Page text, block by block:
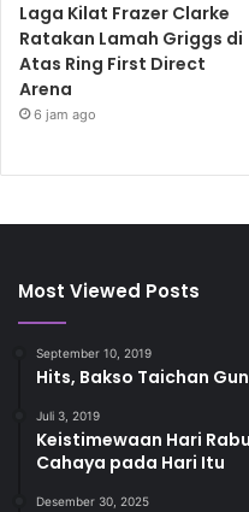
Laga Kilat Frazer Clarke
Ratakan Lamah Griggs di
Atas Ring First Direct
Arena
6 jam ago
Most Viewed Posts
September 10, 2019
Hits, Bakso Taichan
Juli 3, 2019
Keistimewaan Hari
Cahaya pada Hari Itu
Desember 30, 2025